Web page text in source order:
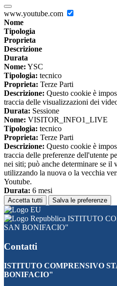
www.youtube.com
Nome
Tipologia
Proprieta
Descrizione
Durata
Nome: YSC
Tipologia: tecnico
Proprieta: Terze Parti
Descrizione: Questo cookie è
traccia delle visualizzazioni dei
Durata: Sessione
Nome: VISITOR_INFO1_LIVE
Tipologia: tecnico
Proprieta: Terze Parti
Descrizione: Questo cookie è
traccia delle preferenze dell'utente
nei siti; può anche determinare se il
utilizzando la nuova o la vecchia
Youtube.
Durata: 6 mesi
Accetta tutti Salva le preferenze
ISTITUTO
SAN BONIFACIO"
Contatti
ISTITUTO COMPRENSIVO
BONIFACIO"